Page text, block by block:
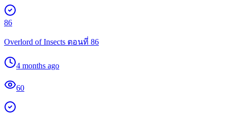
86
Overlord of Insects ตอนที่ 86
4 months ago
60